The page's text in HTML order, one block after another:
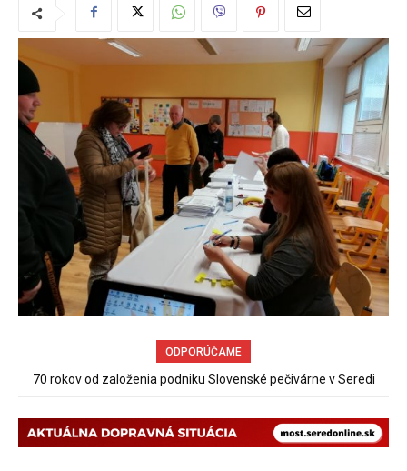
ODPORÚČAME
70 rokov od založenia podniku Slovenské pečivárne v Seredi
Spor rybárov o rybársky revír pokračuje